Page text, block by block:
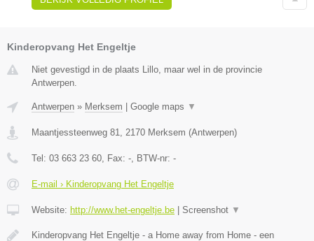
Kinderopvang Het Engeltje
Niet gevestigd in de plaats Lillo, maar wel in de provincie
Antwerpen.
Antwerpen » Merksem Google maps ▼
Maantjessteenweg 81, 2170 Merksem (Antwerpen)
Tel: 03 663 23 60, Fax: -, BTW-nr: -
E-mail › Kinderopvang Het Engeltje
Website: http://www.het-engeltje.be Screenshot ▼
Kinderopvang Het Engeltje - a Home away from Home - een